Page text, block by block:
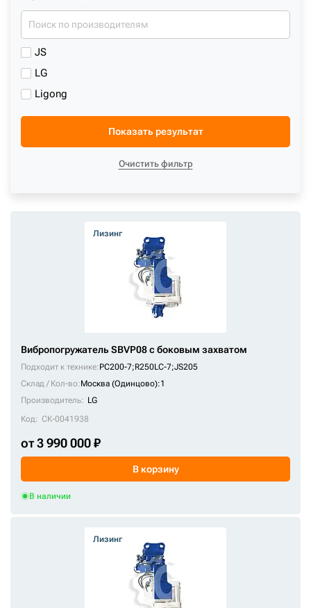
Лизинг
Вибропогружатель SBVP08 с боковым захватом
Подходит к технике:PC200-7;R250LC-7;JS205
Склад / Кол-во:Москва (Одинцово):1
Производитель: LG
Код: СК-0041938
от 3 990 000 ₽
В корзину
В наличии
Лизинг
JS
LG
Ligong
Показать результат
Очистить фильтр